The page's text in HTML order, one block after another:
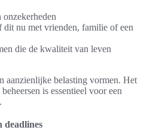
dit nu met vrienden, familie of een
die de kwaliteit van leven
aanzienlijke belasting vormen. Het
is essentieel voor een
deadlines